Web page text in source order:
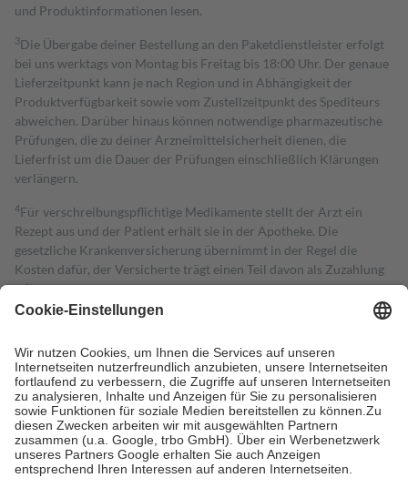
und Produktinformationen lesen.
3Die Übergabe deiner Bestellung an den Paketdienstleister erfolgt
bei uns werktags von Montag bis Freitag bis 18:00 Uhr. Der genaue
Lieferzeitpunkt kann je nach Region und in Abhängigkeit der
Produktverfügbarkeit sowie vom Zustellzeitpunkt des Spediteurs
abweichen. Darüber hinaus können notwendige pharmazeutische
Prüfungen, die zu deiner Arzneimittelsicherheit dienen, die
Lieferfrist um die Dauer der Prüfungen einschließlich Klärungen
verlängern.
4Für verschreibungspflichtige Medikamente stellt der Arzt ein
Rezept aus und der Patient erhält sie in der Apotheke. Die
gesetzliche Krankenversicherung übernimmt in der Regel die
Kosten dafür, der Versicherte trägt einen Teil davon als Zuzahlung
mit.
Grundsätzlich leisten Mitglieder Zuzahlungen in Höhe von zehn
höchstens zehn Euro.
Es sind jedoch nie mehr als die tatsächlichen
Kosten der Leistung zu entrichten.
Diese Regeln gelten grundsätzlich auch für Online-Apotheken.
Bei Heilmitteln und häuslicher Krankenpflege beträgt die
Zuzahlung zehn Prozent der Kosten sowie zehn Euro je
Verordnung.
Um das Engagement der Versicherten für ihre eigene Gesundheit zu
stärken und die besondere Stellung der Familie zu unterstützen,